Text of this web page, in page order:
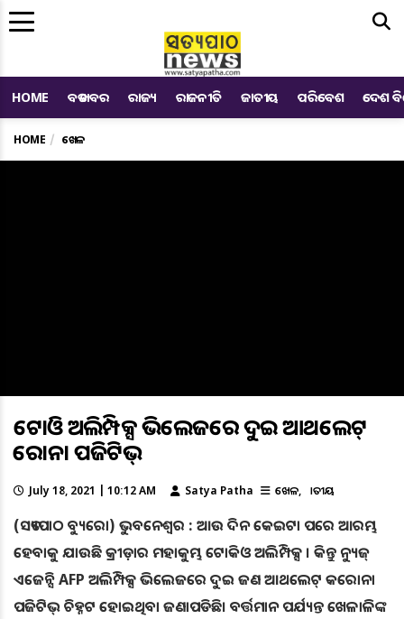
HOME ବଡ ଖବର ରାଜ୍ୟ ରାଜନୀତି ଜାତୀୟ ପରିବେଶ ଦେଶ
HOME ଖେଳ
ଟୋକିଓ ଅଲିମ୍ପିକ୍ସ ଭିଲେଜରେ ଦୁଇ ଆଥଲେଟ୍
କରୋନା ପଜିଟିଭ୍
July 18, 2021 | 10:12 AM Satya Patha ଖେଳ ଜାତୀୟ
(ସତ୍ୟପାଠ ବ୍ୟୁରୋ) ଭୁବନେଶ୍ବର : ଆଉ ଦିନ କେଇଟା ପରେ ଆରମ୍ଭ
ହେବାକୁ ଯାଉଛି କ୍ରୀଡ଼ାର ମହାକୁମ୍ଭ ଟୋକିଓ ଅଲିମ୍ପିକ୍ସ । କିନ୍ତୁ ନ୍ୟୁଜ୍
ଏଜେନ୍ସି AFP ଅଲିମ୍ପିକ୍ସ ଭିଲେଜରେ ଦୁଇ ଜଣ ଆଥଲେଟ୍ କରୋନା
ପଜିଟିଭ୍ ଚିହ୍ନଟ ହୋଇଥିବା ଜଣାପଡିଛି। ବର୍ତ୍ତମାନ ପର୍ଯ୍ୟନ୍ତ ଖେଳାଳିଙ୍କ